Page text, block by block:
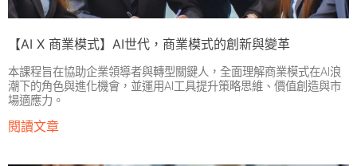
【AI X 商業模式】AI世代，商業模式的創新與變革
本課程旨在協助企業領導者與轉型關鍵人，全面理解商業模式在AI浪
潮下的角色與進化機會，並運用AI工具提升策略思維、價值創造與市
場適應力。
閱讀文章